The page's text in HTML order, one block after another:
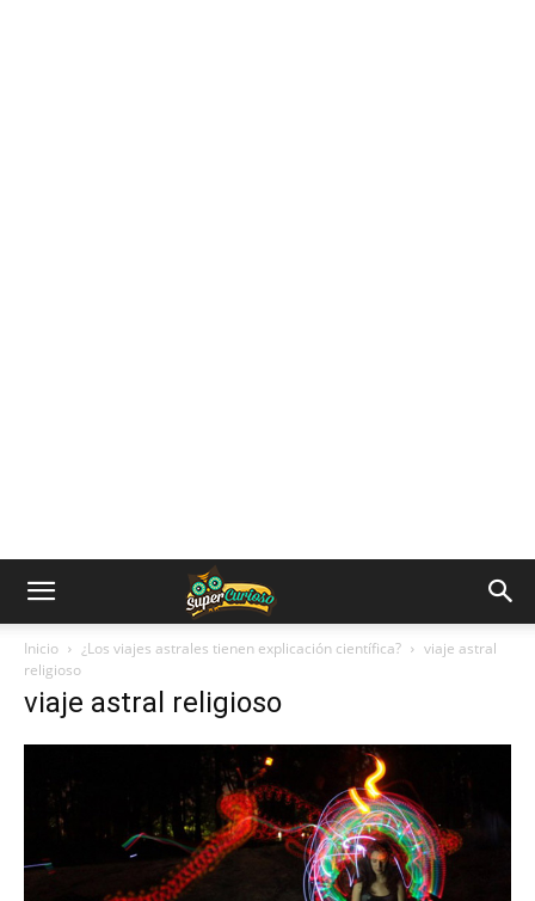
Inicio ¿Los viajes astrales tienen explicación científica?
viaje astral
religioso
viaje astral religioso